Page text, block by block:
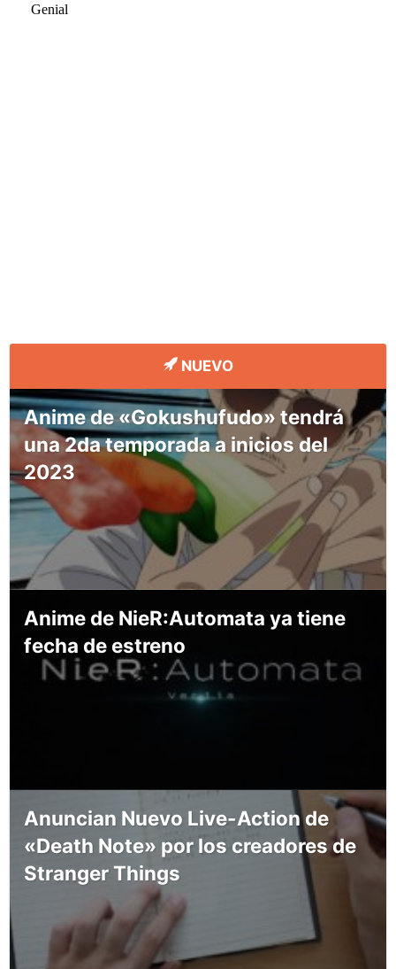
NUEVO
Anime de «Gokushufudo» tendrá
una 2da temporada a inicios del
2023
Anime de NieR:Automata ya tiene
fecha de estreno
Anuncian Nuevo Live-Action de
«Death Note» por los creadores de
Stranger Things